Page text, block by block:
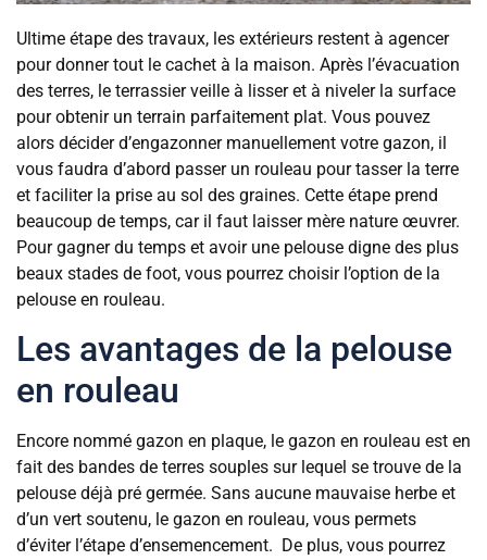
Ultime étape des travaux, les extérieurs restent à agencer
pour donner tout le cachet à la maison. Après l’évacuation
des terres, le terrassier veille à lisser et à niveler la surface
pour obtenir un terrain parfaitement plat. Vous pouvez
alors décider d’engazonner manuellement votre gazon, il
vous faudra d’abord passer un rouleau pour tasser la terre
et faciliter la prise au sol des graines. Cette étape prend
beaucoup de temps, car il faut laisser mère nature œuvrer.
Pour gagner du temps et avoir une pelouse digne des plus
beaux stades de foot, vous pourrez choisir l’option de la
pelouse en rouleau.
Les avantages de la pelouse
en rouleau
Encore nommé gazon en plaque, le gazon en rouleau est en
fait des bandes de terres souples sur lequel se trouve de la
pelouse déjà pré germée. Sans aucune mauvaise herbe et
d’un vert soutenu, le gazon en rouleau, vous permets
d’éviter l’étape d’ensemencement. De plus, vous pourrez